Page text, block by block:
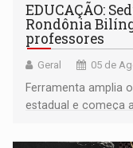
EDUCAÇÃO:
Rondônia
professores
Geral 05 de
Ferramenta amplia
estadual e começa